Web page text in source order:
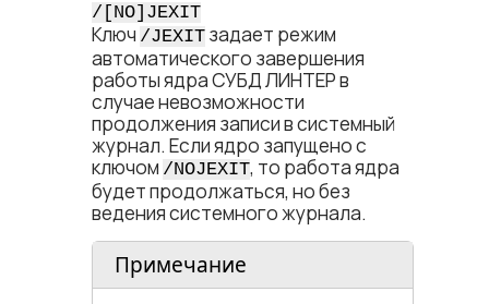
/[NO]JEXIT
Ключ /JEXIT задает режим
автоматического завершения
работы ядра СУБД ЛИНТЕР в
случае невозможности
продолжения записи в системный
журнал. Если ядро запущено с
ключом /NOJEXIT, то работа ядра
будет продолжаться, но без
ведения системного журнала.
Примечание